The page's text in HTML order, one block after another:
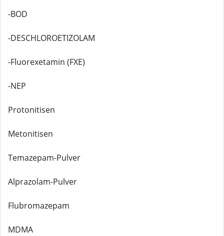
-BOD
-DESCHLOROETIZOLAM
-Fluorexetamin (FXE)
-NEP
Protonitisen
Metonitisen
Temazepam-Pulver
Alprazolam-Pulver
Flubromazepam
MDMA